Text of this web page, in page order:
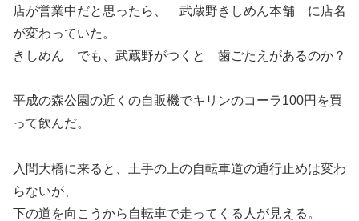
店が営業中だと思ったら、 武蔵野きしめん本舗 に店名
が変わっていた。
きしめん でも、武蔵野がつくと 歯ごたえがあるのか？
平成の森公園の近くの自販機でキリンのコーラ100円を買
って飲んだ。
入間大橋に来ると、土手の上の自転車道の通行止めは変わ
らないが、
下の道を向こうから自転車で走ってくる人が見える。